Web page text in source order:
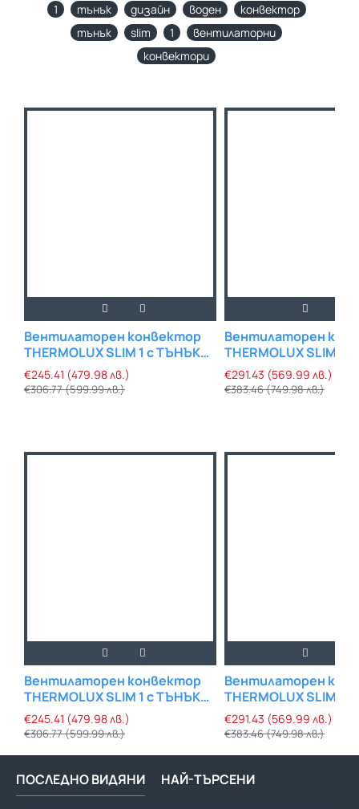
1
тънък дизайн воден
конвектор
тънък
slim 1
вентилаторни
конвектори
Вентилаторен конвектор
THERMOLUX SLIM 1 с ТЪНЪК
ДИЗАЙН
€245.41 (479.98 лв.)
€306.77 (599.99 лв.)
Вентилаторен
THERMOLUX SLIM 2
ДИЗАЙН
€291.43 (569.99 лв.)
€383.46 (749.98 лв.)
Вентилаторен конвектор
THERMOLUX SLIM 1 с ТЪНЪК
ДИЗАЙН
€245.41 (479.98 лв.)
€306.77 (599.99 лв.)
Вентилаторен
THERMOLUX SLIM 2
ДИЗАЙН
€291.43 (569.99 лв.)
€383.46 (749.98 лв.)
ПОСЛЕДНО ВИДЯНИ НАЙ-ТЪРСЕНИ